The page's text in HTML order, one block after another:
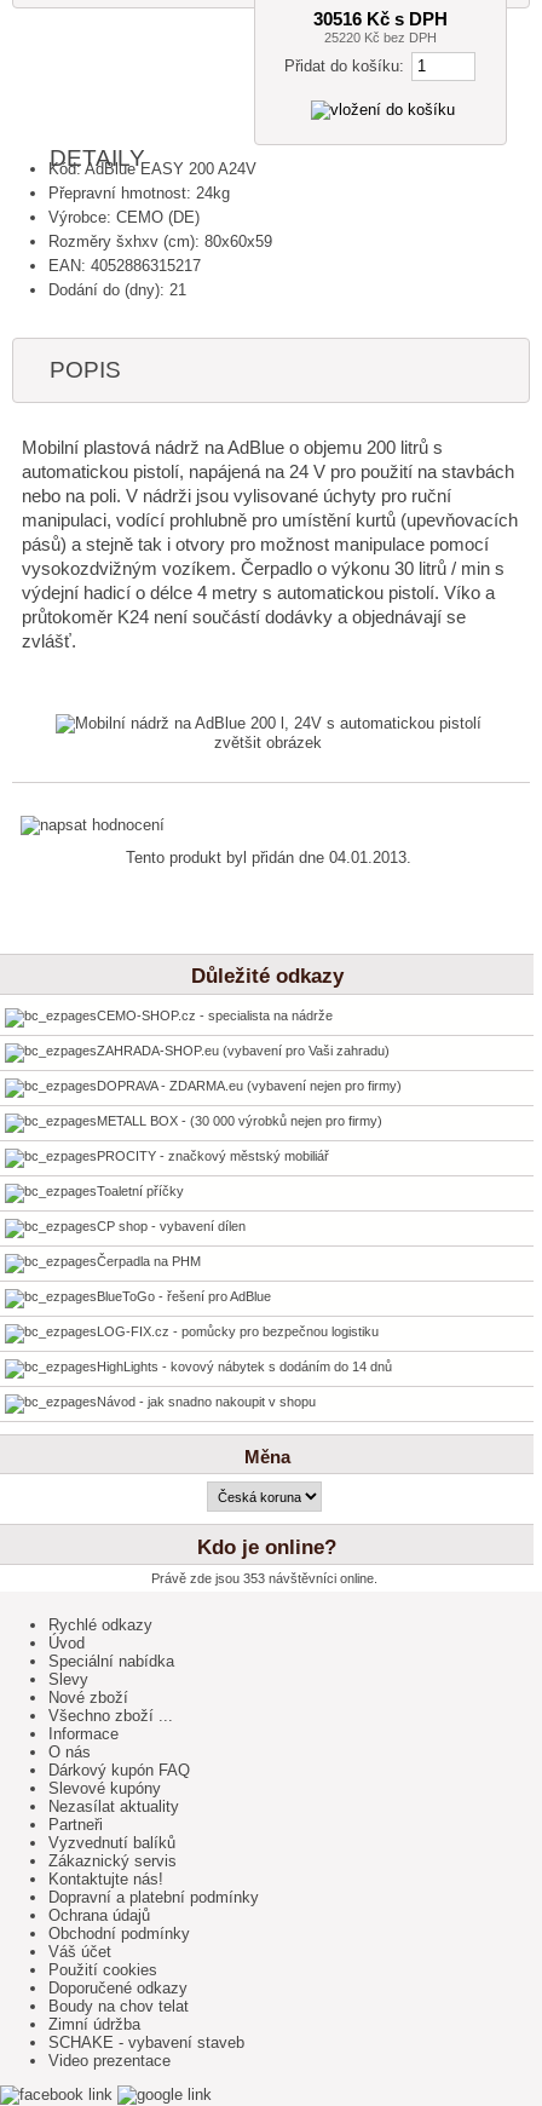
30516 Kč s DPH
25220 Kč bez DPH
Přidat do košíku:
DETAILY
Kód: AdBlue EASY 200 A24V
Přepravní hmotnost: 24kg
Výrobce: CEMO (DE)
Rozměry šxhxv (cm): 80x60x59
EAN: 4052886315217
Dodání do (dny): 21
POPIS
Mobilní plastová nádrž na AdBlue o objemu 200 litrů s
automatickou pistolí, napájená na 24 V pro použití na stavbách
nebo na poli. V nádrži jsou vylisované úchyty pro ruční
manipulaci, vodící prohlubně pro umístění kurtů (upevňovacích
pásů) a stejně tak i otvory pro možnost manipulace pomocí
vysokozdvižným vozíkem. Čerpadlo o výkonu 30 litrů / min s
výdejní hadicí o délce 4 metry s automatickou pistolí. Víko a
průtokoměr K24 není součástí dodávky a objednávají se
zvlášť.
zvětšit obrázek
Tento produkt byl přidán dne 04.01.2013.
Důležité odkazy
CEMO-SHOP.cz - specialista na nádrže
ZAHRADA-SHOP.eu (vybavení pro Vaši zahradu)
DOPRAVA - ZDARMA.eu (vybavení nejen pro firmy)
METALL BOX - (30 000 výrobků nejen pro firmy)
PROCITY - značkový městský mobiliář
Toaletní příčky
CP shop - vybavení dílen
Čerpadla na PHM
BlueToGo - řešení pro AdBlue
LOG-FIX.cz - pomůcky pro bezpečnou logistiku
HighLights - kovový nábytek s dodáním do 14 dnů
Návod - jak snadno nakoupit v shopu
Měna
Kdo je online?
Právě zde jsou 353 návštěvníci online.
Rychlé odkazy
Úvod
Speciální nabídka
Slevy
Nové zboží
Všechno zboží ...
Informace
O nás
Dárkový kupón FAQ
Slevové kupóny
Nezasílat aktuality
Partneři
Vyzvednutí balíků
Zákaznický servis
Kontaktujte nás!
Dopravní a platební podmínky
Ochrana údajů
Obchodní podmínky
Váš účet
Použití cookies
Doporučené odkazy
Boudy na chov telat
Zimní údržba
SCHAKE - vybavení staveb
Video prezentace